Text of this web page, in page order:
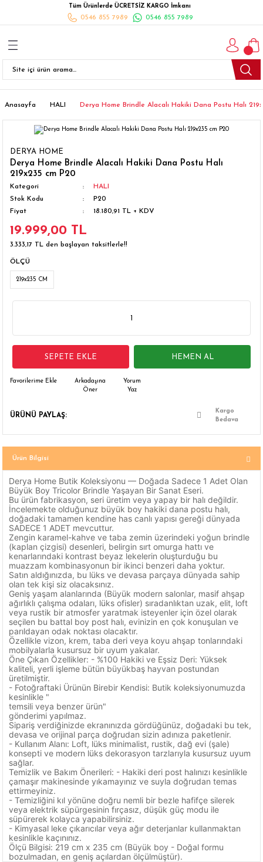
Tüm Ürünlerde ÜCRETSİZ KARGO İmkanı
0546 855 7989 0546 855 7989
Geri Dön
Ankastre Setler
Bulaşık Makinesi
Buzdolabı
Asacakları
Geri Dön
Takımları
Takımları
Geri Dön
Takımları
Geri Dön
Geri Dön
Geri Dön
Geri Dön
Anasayfa HALI Derya Home Brindle Alacalı Hakiki Dana Postu Halı
DERYA HOME
Derya Home Brindle Alacalı Hakiki Dana Postu Halı
219x235 cm P20
Kategori
HALI
Stok Kodu
P20
Fiyat
18.180,91 TL + KDV
19.999,00 TL
3.333,17 TL den başlayan taksitlerle!!
ÖLÇÜ
219x235 CM
SEPETE EKLE HEMEN AL
Arkadaşına
Öner
Yorum
Yaz
ÜRÜNÜ PAYLAŞ:
Kargo
Bedava
Ürün Bilgisi
Derya Home Butik Koleksiyonu — Doğada Sadece 1 Adet Olan
Büyük Boy Tricolor Brindle Yaşayan Bir Sanat Eseri.
Bu ürün fabrikasyon, seri üretim veya yapay bir halı değildir.
İncelemekte olduğunuz büyük boy hakiki dana postu halı,
doğadaki tamamen kendine has canlı yapısı gereği dünyada
SADECE 1 ADET mevcuttur.
Zengin karamel-kahve ve taba zemin üzerindeki yoğun brindle
(kaplan çizgisi) desenleri, belirgin sırt omurga hattı ve
kenarlarındaki kontrast beyaz lekelerin oluşturduğu bu
muazzam kombinasyonun bir ikinci benzeri daha yoktur.
Satın aldığınızda, bu lüks ve devasa parçaya dünyada sahip
olan tek kişi siz olacaksınız.
Geniş yaşam alanlarında (Büyük modern salonlar, masif ahşap
ağırlıklı çalışma odaları, lüks ofisler) sıradanlıktan uzak, elit, loft
veya rustik bir atmosfer yaratmak isteyenler için özel olarak
seçilen bu battal boy post halı, evinizin en çok konuşulan ve
parıldayan odak noktası olacaktır.
Özellikle vizon, krem, taba deri veya koyu ahşap tonlarındaki
mobilyalarla kusursuz bir uyum yakalar.
Öne Çıkan Özellikler: - %100 Hakiki ve Eşsiz Deri: Yüksek
kaliteli, yerli işleme bütün büyükbaş hayvan postundan
üretilmiştir.
- Fotoğraftaki Ürünün Birebir Kendisi: Butik koleksiyonumuzda
kesinlikle "
temsili veya benzer ürün"
gönderimi yapılmaz.
Sipariş verdiğinizde ekranınızda gördüğünüz, doğadaki bu tek,
devasa ve orijinal parça doğrudan sizin adınıza paketlenir.
- Kullanım Alanı: Loft, lüks minimalist, rustik, dağ evi (şale)
konsepti ve modern lüks dekorasyon tarzlarıyla kusursuz uyum
sağlar.
Temizlik ve Bakım Önerileri: - Hakiki deri post halınızı kesinlikle
çamaşır makinesinde yıkamayınız ve suyla doğrudan temas
ettirmeyiniz.
- Temizliğini kıl yönüne doğru nemli bir bezle hafifçe silerek
veya elektrik süpürgesinin fırçasız, düşük güç modu ile
süpürerek kolayca yapabilirsiniz.
- Kimyasal leke çıkarıcılar veya ağır deterjanlar kullanmaktan
kesinlikle kaçınınız.
Ölçü Bilgisi: 219 cm x 235 cm (Büyük boy - Doğal formu
bozulmadan, en geniş açılardan ölçülmüştür).